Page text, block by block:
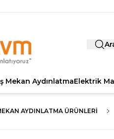
Mekan AydınlatmaElektrik
AYDINLATMA ÜRÜNLERI